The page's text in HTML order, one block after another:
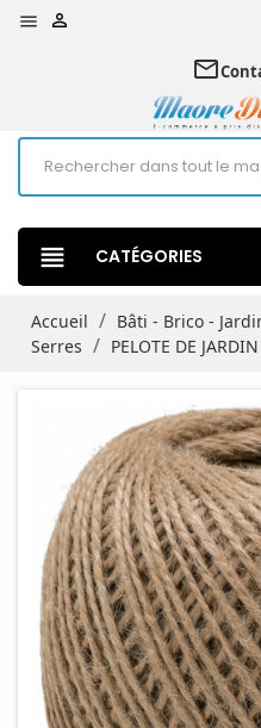
 
mail_outline
view_headline CATÉGORIES
Accueil Bâti - Brico -
Serres
PELOTE DE